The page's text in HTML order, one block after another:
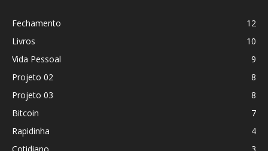
Fechamento
12
Livros
10
Vida Pessoal
9
Projeto 02
8
Projeto 03
8
Bitcoin
7
Rapidinha
4
Cotidiano
3